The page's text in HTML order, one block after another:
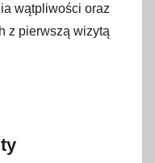
wątpliwości oraz
z pierwszą wizytą